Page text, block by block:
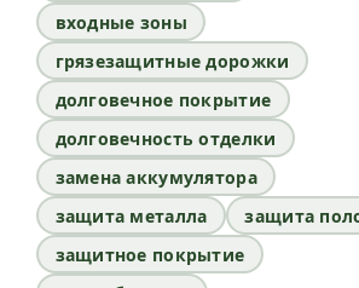
входные зоны
грязезащитные дорожки
долговечное покрытие
долговечность отделки
замена аккумулятора
защита металла
защита
защитное покрытие